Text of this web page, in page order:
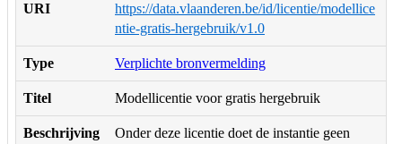
URI
https://data.vlaanderen.be/id/licentie/modellice
ntie-gratis-hergebruik/v1.0
Type Verplichte bronvermelding
Titel Modellicentie voor gratis hergebruik
Beschrijving
Onder deze licentie doet de instantie geen